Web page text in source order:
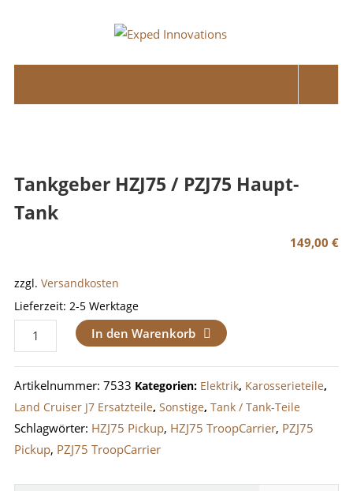
Exped
Adventure
Tankgeber HZJ75 / PZJ75 Haupt-
Tank
149,00€
zzgl. Versandkosten
Lieferzeit: 2-5 Werktage
Tankgeber
HZJ75
/
PZJ75
Haupt-
Tank
Menge
In den Warenkorb
Artikelnummer: 7533 Kategorien: Elektrik, Karosserieteile,
Land Cruiser J7 Ersatzteile, Sonstige, Tank / Tank-Teile
Schlagwörter: HZJ75 Pickup, HZJ75 TroopCarrier, PZJ75
Pickup, PZJ75 TroopCarrier